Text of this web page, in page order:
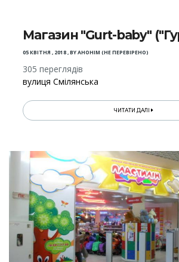
Магазин "Gurt-baby"
05 КВІТНЯ , 2018,BYАНОНІМ (НЕ ПЕРЕВІРЕНО)
305 переглядів
вулиця Смілянська
ЧИТАТИ ДАЛІ